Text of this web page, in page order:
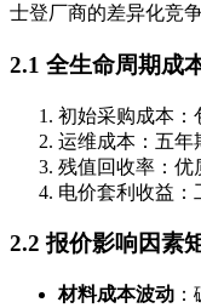
士登厂商的差异化竞
2.1 全生命周期成
初始采购成本：
运维成本：五年
残值回收率：优
电价套利收益：
2.2 报价影响因素
材料成本波动